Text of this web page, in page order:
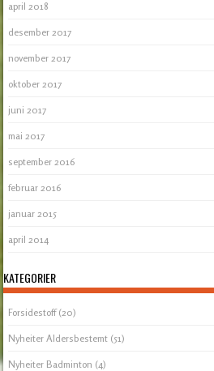
april 2018
desember 2017
november 2017
oktober 2017
juni 2017
mai 2017
september 2016
februar 2016
januar 2015
april 2014
KATEGORIER
Forsidestoff(20)
Nyheiter Aldersbestemt (51)
Nyheiter Badminton (4)